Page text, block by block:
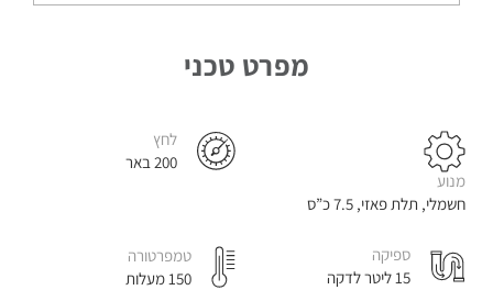
וריפודים
מפרט טכני
מנוע
חשמלי, תלת פאזי, 7.5 כ”ס
לחץ
200 באר
ספיקה
15 ליטר לדקה
טמפרטורה
150 מעלות